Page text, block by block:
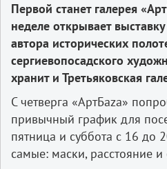
Первой станет галерея
неделе открывает
автора исторических
сергиевопосадского
хранит и Третьяковская
С четверга «АртБаzа»
привычный график для
пятница и суббота с 16 до
самые: маски, расстояние